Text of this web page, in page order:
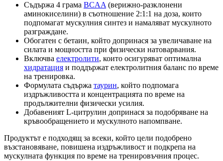
Съдържа 4 грама BCAA (верижно-разклонени
аминокиселини) в съотношение 2:1:1 на доза, които
подпомагат мускулния синтез и намаляват мускулното
разграждане.
Обогатен с бетаин, който допринася за увеличаване на
силата и мощността при физически натоварвания.
Включва електролити, които осигуряват оптимална
хидратация и поддържат електролитния баланс по време
на тренировка.
Формулата съдържа таурин, който подпомага
издръжливостта и концентрацията по време на
продължителни физически усилия.
Добавеният L-цитрулин допринася за подобряване на
кръвообращението и мускулното напомпване.
Продуктът е подходящ за всеки, който цели подобрено
възстановяване, повишена издръжливост и подкрепа на
мускулната функция по време на тренировъчния процес.